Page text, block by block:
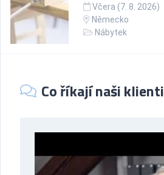
Včera (7. 8. 2026)
Německo
Nábytek
Co říkají naši klienti